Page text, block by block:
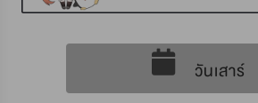
วันเสาร์